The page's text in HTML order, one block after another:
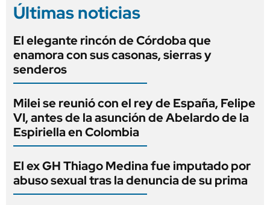
Últimas noticias
El elegante rincón de Córdoba que
enamora con sus casonas, sierras y
senderos
Milei se reunió con el rey de España, Felipe
VI, antes de la asunción de Abelardo de la
Espiriella en Colombia
El ex GH Thiago Medina fue imputado por
abuso sexual tras la denuncia de su prima